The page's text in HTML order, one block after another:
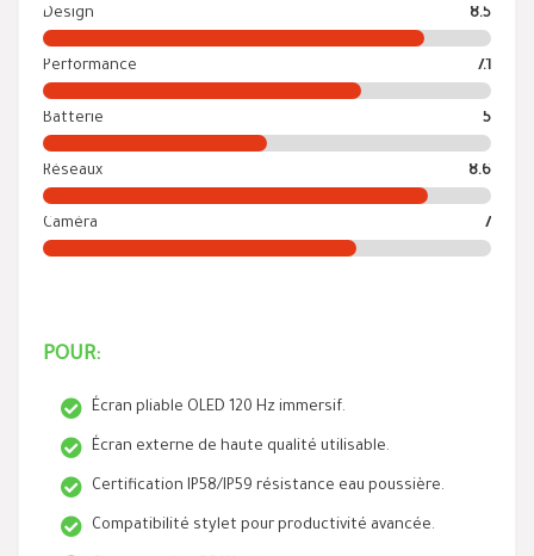
Design 8.5
Performance 7.1
Batterie 5
Réseaux 8.6
Caméra 7
POUR:
Écran pliable OLED 120 Hz immersif.
Écran externe de haute qualité utilisable.
Certification IP58/IP59 résistance eau poussière.
Compatibilité stylet pour productivité avancée.